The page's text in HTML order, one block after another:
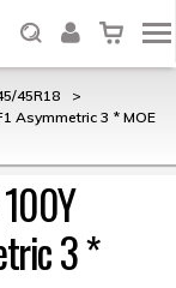
45R18
>
Asymmetric 3 * MOE
3 *